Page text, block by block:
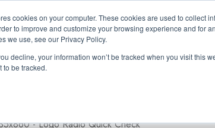
cookies on your computer. These cookies are used to collect
to improve and customize your browsing experience and for
we use, see our Privacy Policy.
decline, your information won’t be tracked when you visit this
to be tracked.